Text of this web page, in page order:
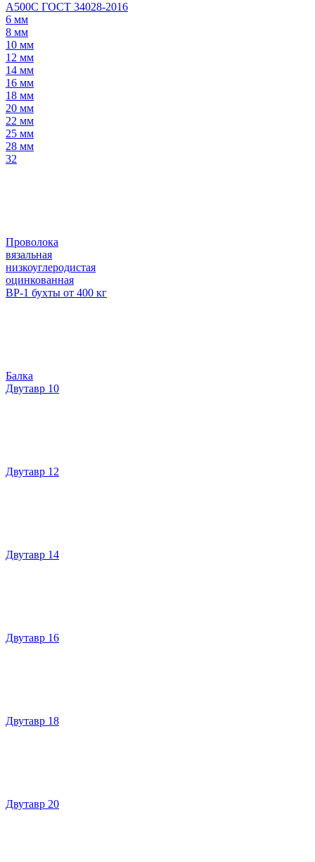
А500С ГОСТ 34028-2016
6 мм
8 мм
10 мм
12 мм
14 мм
16 мм
18 мм
20 мм
22 мм
25 мм
28 мм
32
Проволока
вязальная
низкоуглеродистая
оцинкованная
ВР-1 бухты от 400 кг
Балка
Двутавр 10
Двутавр 12
Двутавр 14
Двутавр 16
Двутавр 18
Двутавр 20